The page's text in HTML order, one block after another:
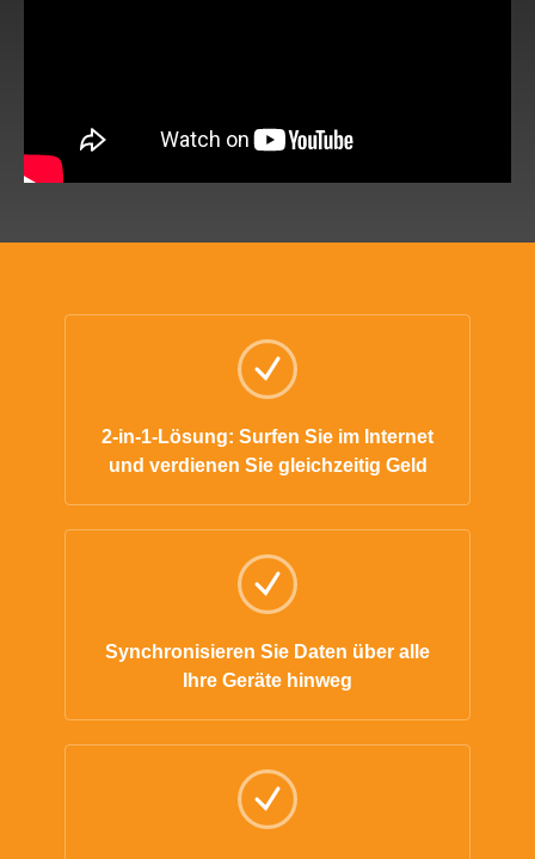
2-in-1-Lösung: Surfen Sie im Internet
und verdienen Sie gleichzeitig Geld
Synchronisieren Sie Daten über alle
Ihre Geräte hinweg